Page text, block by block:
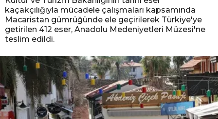
kaçakçılığıyla mücadele çalışmaları kapsamında
Macaristan gümrüğünde ele geçirilerek Türkiye'ye
getirilen 412 eser, Anadolu Medeniyetleri Müzesi'ne
teslim edildi.